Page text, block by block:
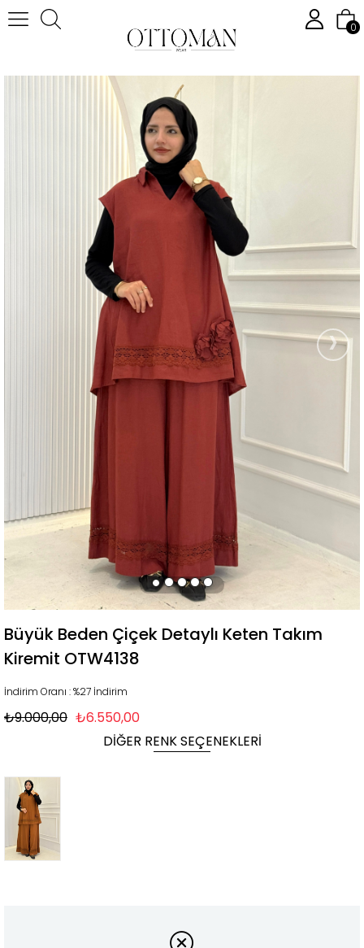
0
›
Büyük Beden Çiçek Detaylı Keten Takım
Kiremit OTW4138
İndirim Oranı :%27 İndirim
₺9.000,00 ₺6.550,00
DIĞER RENK SEÇENEKLERI